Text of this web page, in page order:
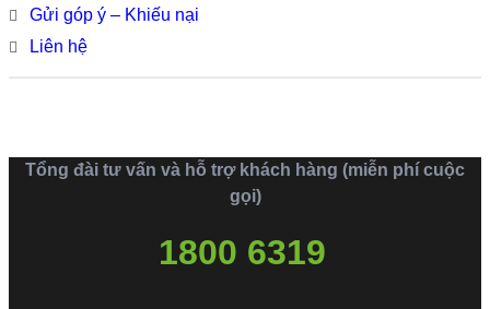
Gửi góp ý – Khiếu nại
Liên hệ
Tổng đài tư vấn và hỗ trợ khách hàng (miễn phí cuộc
gọi)
1800 6319